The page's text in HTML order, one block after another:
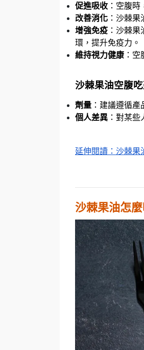
促進吸收 ：空腹
改善消化 ：沙棘
增強免疫 ：沙棘
環，提升免疫力。
維持視力健康 ：
沙棘果油空腹吃
劑量 ：建議遵循
個人差異 ：對某
延伸閱讀： 沙棘果
沙棘果油怎